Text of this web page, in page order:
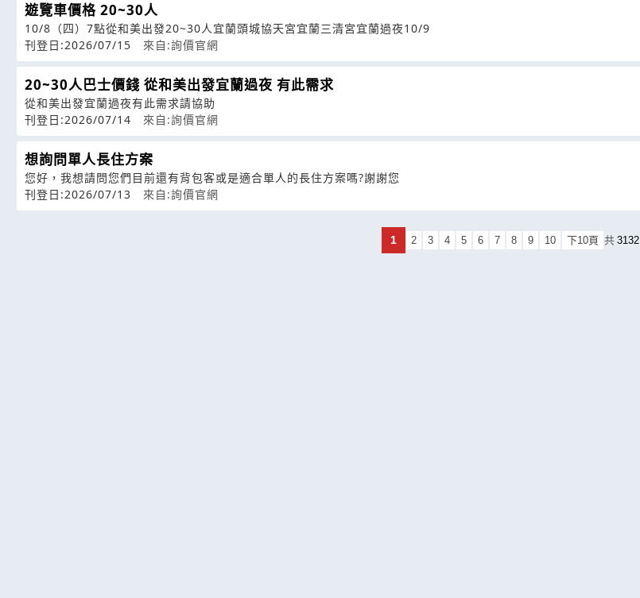
遊覽車價格 20~30人
10/8（四）7點從和美出發20~30人宜蘭頭城協天宮宜蘭三清宮宜蘭過夜10/9
刊登日:2026/07/15
來自:詢價官網
20~30人巴士價錢 從和美出發宜蘭過夜 有此需求
從和美出發宜蘭過夜有此需求請協助
刊登日:2026/07/14
來自:詢價官網
想詢問單人長住方案
您好，我想請問您們目前還有背包客或是適合單人的長住方案嗎?謝謝您
刊登日:2026/07/13
來自:詢價官網
1 2 3 4 5 6 7 8 9 10 下10頁 共 3132